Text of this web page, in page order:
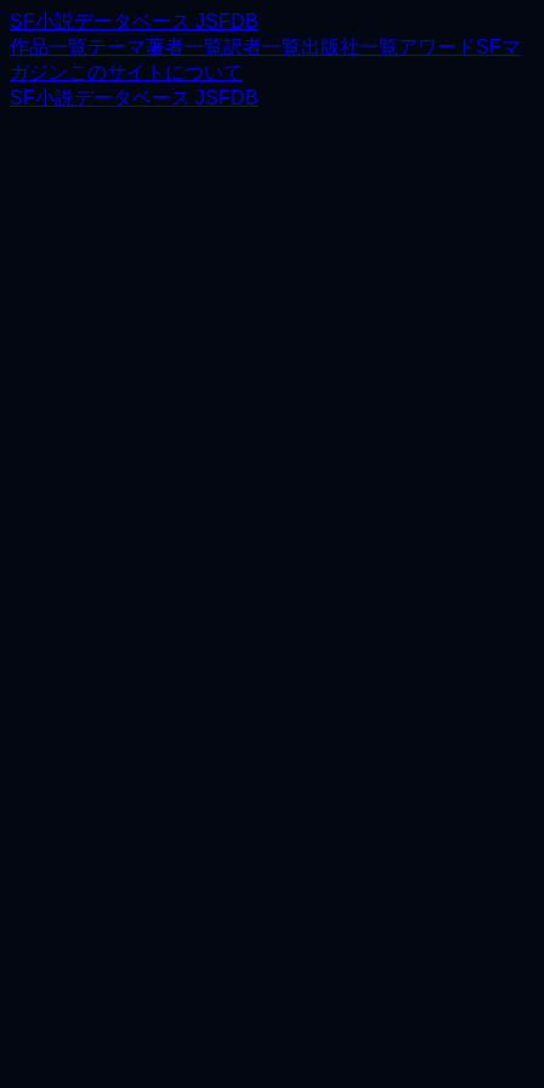
SF小説データベース JSFDB
作品一覧テーマ著者一覧訳者一覧出版社一覧アワードSFマ
ガジンこのサイトについて
SF小説データベース JSFDB